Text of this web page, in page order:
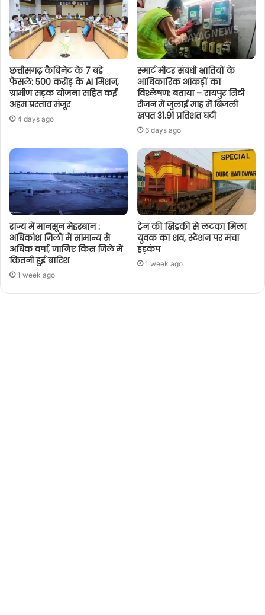
छत्तीसगढ़ कैबिनेट के 7 बड़े
फैसले: 500 करोड़ के AI मिशन,
ग्रामीण सड़क योजना सहित कई
अहम प्रस्ताव मंजूर
4 days ago
स्मार्ट मीटर संबंधी भ्रांतियों के
आधिकारिक आंकड़ों का
विश्लेषण: बताया – रायपुर सिटी
रीजन में जुलाई माह में बिजली
खपत 31.91 प्रतिशत घटी
6 days ago
राज्य में मानसून मेहरबान :
अधिकांश जिलों में सामान्य से
अधिक वर्षा, जानिए किस जिले में
कितनी हुई बारिश
1 week ago
ट्रेन की खिड़की से लटका मिला
युवक का शव, स्टेशन पर मचा
हड़कंप
1 week ago